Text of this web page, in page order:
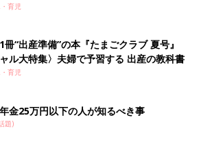
育児
冊“出産準備”の本『たまごクラブ 夏号』
ャル大特集〉夫婦で予習する 出産の教科書
育児
金25万円以下の人が知るべき事
題)